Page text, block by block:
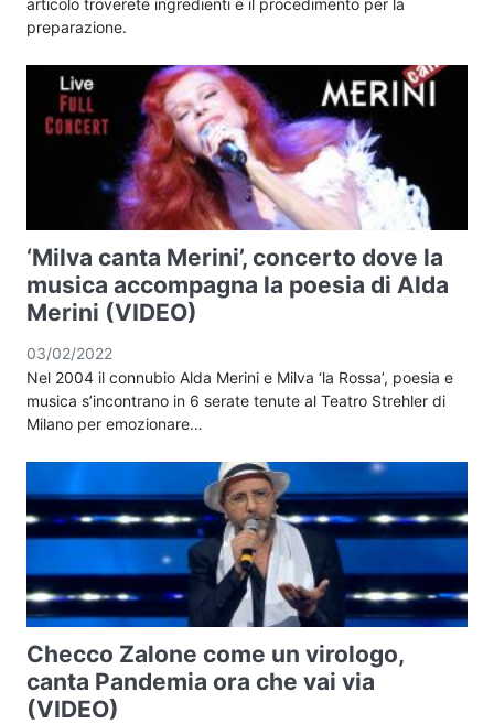
preparazione.
‘Milva canta Merini’, concerto dove la
musica accompagna la poesia di Alda
Merini (VIDEO)
03/02/2022
Nel 2004 il connubio Alda Merini e Milva ‘la Rossa’, poesia e
musica s’incontrano in 6 serate tenute al Teatro Strehler di
Milano per emozionare…
Checco Zalone come un virologo,
canta Pandemia ora che vai via
(VIDEO)